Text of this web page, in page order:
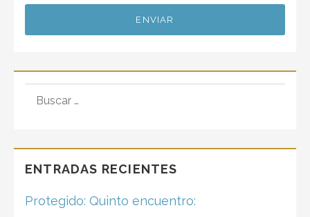
ENTRADAS RECIENTES
Protegido: Quinto encuentro: